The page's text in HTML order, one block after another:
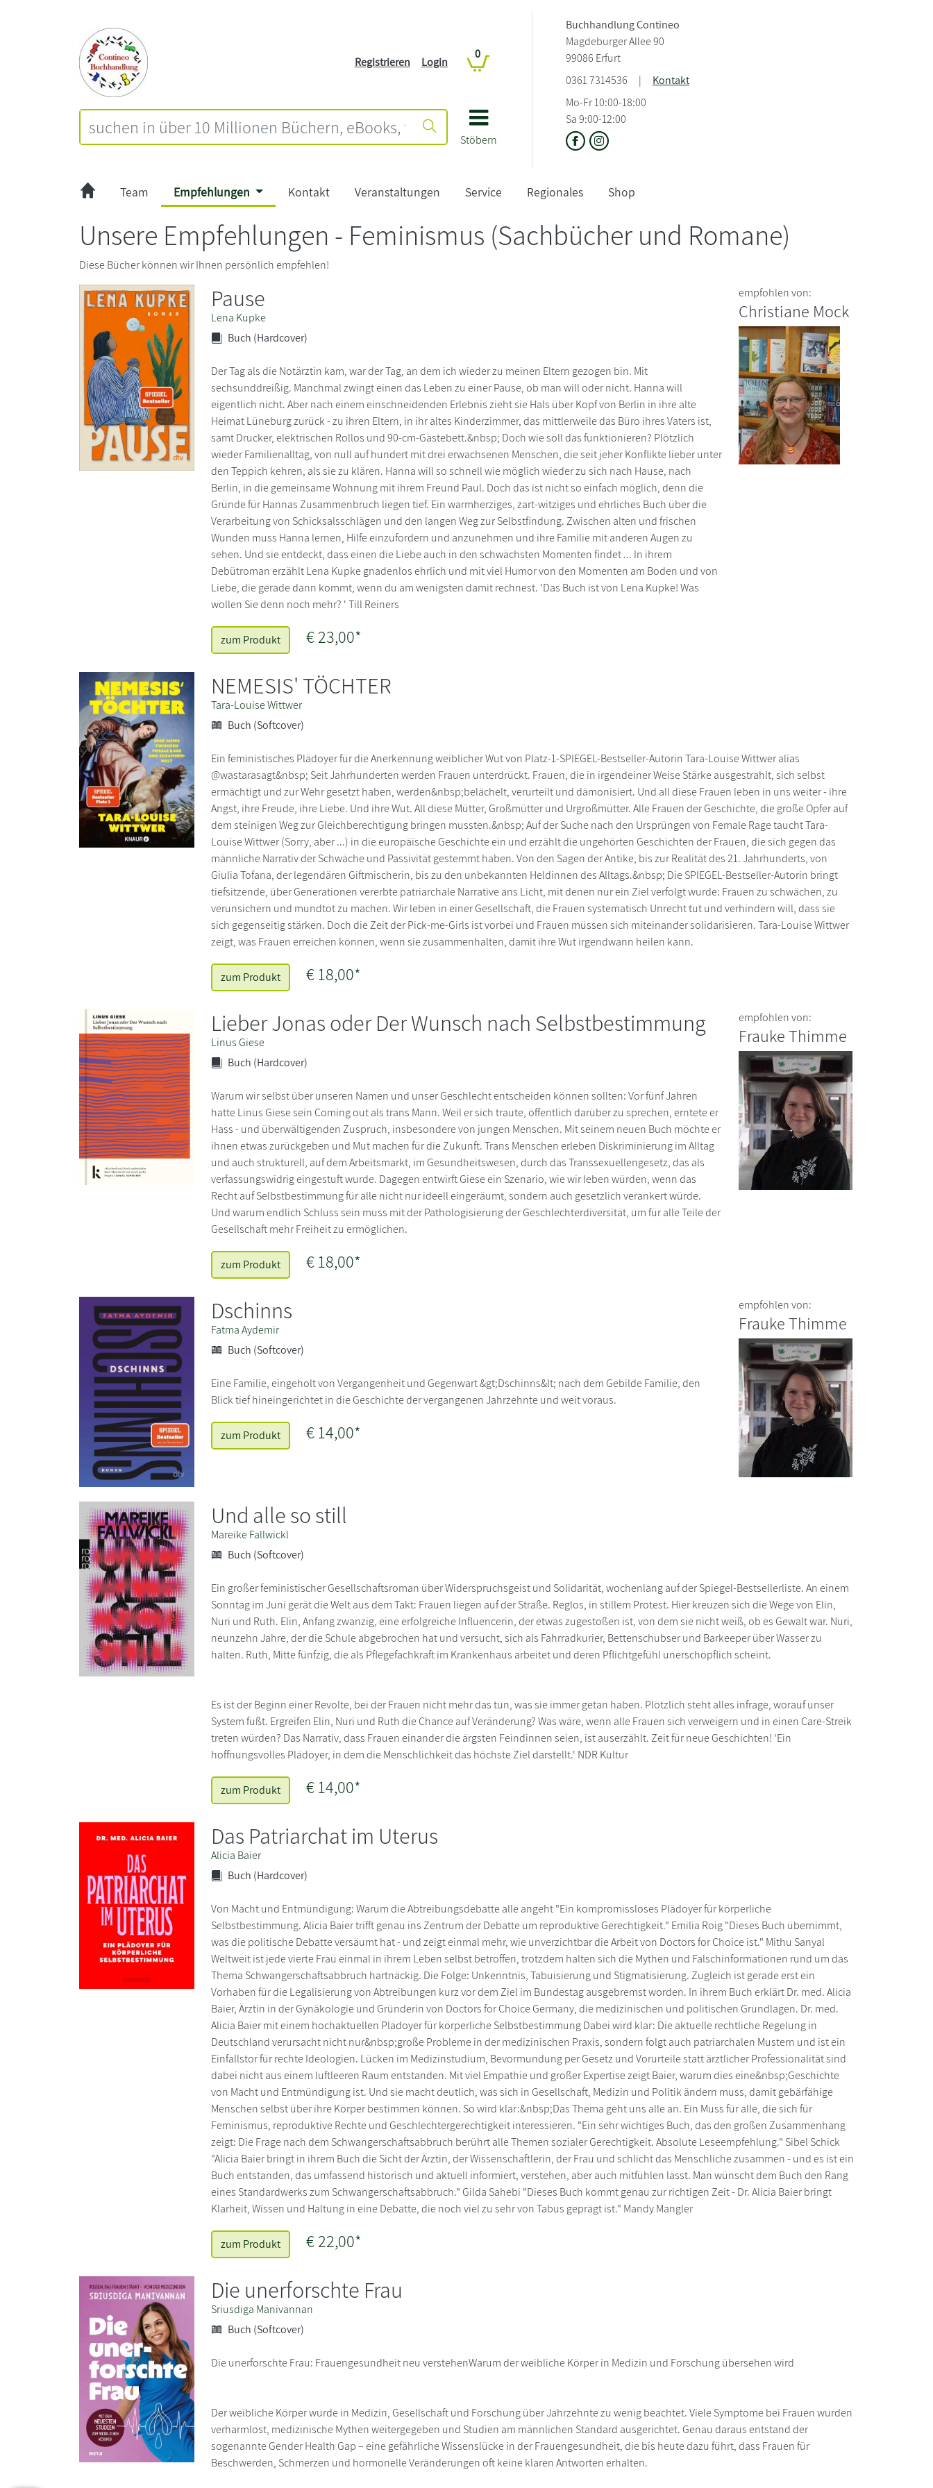
Stöbern
Registrieren Login
0
Buchhandlung Contineo
Magdeburger Allee 90
99086 Erfurt
0361 7314536
|
Kontakt
Mo-Fr 10:00-18:00
Sa 9:00-12:00
Team Empfehlungen Kontakt Veranstaltungen Service Regionales Shop
Unsere Empfehlungen - Feminismus (Sachbücher und Romane)
Diese Bücher können wir Ihnen persönlich empfehlen!
empfohlen von:
Christiane Mock
Pause
Lena Kupke
Buch (Hardcover)
Der Tag als die Notärztin kam, war der Tag, an dem ich wieder zu meinen Eltern gezogen bin. Mit
sechsunddreißig. Manchmal zwingt einen das Leben zu einer Pause, ob man will oder nicht. Hanna will
eigentlich nicht. Aber nach einem einschneidenden Erlebnis zieht sie Hals über Kopf von Berlin in ihre alte
Heimat Lüneburg zurück - zu ihren Eltern, in ihr altes Kinderzimmer, das mittlerweile das Büro ihres Vaters ist,
samt Drucker, elektrischen Rollos und 90-cm-Gästebett.&nbsp; Doch wie soll das funktionieren? Plötzlich
wieder Familienalltag, von null auf hundert mit drei erwachsenen Menschen, die seit jeher Konflikte lieber unter
den Teppich kehren, als sie zu klären. Hanna will so schnell wie möglich wieder zu sich nach Hause, nach
Berlin, in die gemeinsame Wohnung mit ihrem Freund Paul. Doch das ist nicht so einfach möglich, denn die
Gründe für Hannas Zusammenbruch liegen tief. Ein warmherziges, zart-witziges und ehrliches Buch über die
Verarbeitung von Schicksalsschlägen und den langen Weg zur Selbstfindung. Zwischen alten und frischen
Wunden muss Hanna lernen, Hilfe einzufordern und anzunehmen und ihre Familie mit anderen Augen zu
sehen. Und sie entdeckt, dass einen die Liebe auch in den schwächsten Momenten findet ... In ihrem
Debütroman erzählt Lena Kupke gnadenlos ehrlich und mit viel Humor von den Momenten am Boden und von
Liebe, die gerade dann kommt, wenn du am wenigsten damit rechnest. 'Das Buch ist von Lena Kupke! Was
wollen Sie denn noch mehr? ' Till Reiners
zum Produkt € 23,00*
NEMESIS' TÖCHTER
Tara-Louise Wittwer
Buch (Softcover)
Ein feministisches Plädoyer für die Anerkennung weiblicher Wut von Platz-1-SPIEGEL-Bestseller-Autorin Tara-Louise Wittwer alias
@wastarasagt&nbsp; Seit Jahrhunderten werden Frauen unterdrückt. Frauen, die in irgendeiner Weise Stärke ausgestrahlt, sich selbst
ermächtigt und zur Wehr gesetzt haben, werden&nbsp;belächelt, verurteilt und dämonisiert. Und all diese Frauen leben in uns weiter - ihre
Angst, ihre Freude, ihre Liebe. Und ihre Wut. All diese Mütter, Großmütter und Urgroßmütter. Alle Frauen der Geschichte, die große Opfer auf
dem steinigen Weg zur Gleichberechtigung bringen mussten.&nbsp; Auf der Suche nach den Ursprüngen von Female Rage taucht Tara-
Louise Wittwer (Sorry, aber ...) in die europäische Geschichte ein und erzählt die ungehörten Geschichten der Frauen, die sich gegen das
männliche Narrativ der Schwäche und Passivität gestemmt haben. Von den Sagen der Antike, bis zur Realität des 21. Jahrhunderts, von
Giulia Tofana, der legendären Giftmischerin, bis zu den unbekannten Heldinnen des Alltags.&nbsp; Die SPIEGEL-Bestseller-Autorin bringt
tiefsitzende, über Generationen vererbte patriarchale Narrative ans Licht, mit denen nur ein Ziel verfolgt wurde: Frauen zu schwächen, zu
verunsichern und mundtot zu machen. Wir leben in einer Gesellschaft, die Frauen systematisch Unrecht tut und verhindern will, dass sie
sich gegenseitig stärken. Doch die Zeit der Pick-me-Girls ist vorbei und Frauen müssen sich miteinander solidarisieren. Tara-Louise Wittwer
zeigt, was Frauen erreichen können, wenn sie zusammenhalten, damit ihre Wut irgendwann heilen kann.
zum Produkt € 18,00*
empfohlen von:
Frauke Thimme
Lieber Jonas oder Der Wunsch nach Selbstbestimmung
Linus Giese
Buch (Hardcover)
Warum wir selbst über unseren Namen und unser Geschlecht entscheiden können sollten: Vor fünf Jahren
hatte Linus Giese sein Coming out als trans Mann. Weil er sich traute, öffentlich darüber zu sprechen, erntete er
Hass - und überwältigenden Zuspruch, insbesondere von jungen Menschen. Mit seinem neuen Buch möchte er
ihnen etwas zurückgeben und Mut machen für die Zukunft. Trans Menschen erleben Diskriminierung im Alltag
und auch strukturell, auf dem Arbeitsmarkt, im Gesundheitswesen, durch das Transsexuellengesetz, das als
verfassungswidrig eingestuft wurde. Dagegen entwirft Giese ein Szenario, wie wir leben würden, wenn das
Recht auf Selbstbestimmung für alle nicht nur ideell eingeräumt, sondern auch gesetzlich verankert würde.
Und warum endlich Schluss sein muss mit der Pathologisierung der Geschlechterdiversität, um für alle Teile der
Gesellschaft mehr Freiheit zu ermöglichen.
zum Produkt € 18,00*
empfohlen von:
Frauke Thimme
Dschinns
Fatma Aydemir
Buch (Softcover)
Eine Familie, eingeholt von Vergangenheit und Gegenwart &gt;Dschinns&lt; nach dem Gebilde Familie, den
Blick tief hineingerichtet in die Geschichte der vergangenen Jahrzehnte und weit voraus.
zum Produkt € 14,00*
Und alle so still
Mareike Fallwickl
Buch (Softcover)
Ein großer feministischer Gesellschaftsroman über Widerspruchsgeist und Solidarität, wochenlang auf der Spiegel-Bestsellerliste. An einem
Sonntag im Juni gerät die Welt aus dem Takt: Frauen liegen auf der Straße. Reglos, in stillem Protest. Hier kreuzen sich die Wege von Elin,
Nuri und Ruth. Elin, Anfang zwanzig, eine erfolgreiche Influencerin, der etwas zugestoßen ist, von dem sie nicht weiß, ob es Gewalt war. Nuri,
neunzehn Jahre, der die Schule abgebrochen hat und versucht, sich als Fahrradkurier, Bettenschubser und Barkeeper über Wasser zu
halten. Ruth, Mitte fünfzig, die als Pflegefachkraft im Krankenhaus arbeitet und deren Pflichtgefühl unerschöpflich scheint.
Es ist der Beginn einer Revolte, bei der Frauen nicht mehr das tun, was sie immer getan haben. Plötzlich steht alles infrage, worauf unser
System fußt. Ergreifen Elin, Nuri und Ruth die Chance auf Veränderung? Was wäre, wenn alle Frauen sich verweigern und in einen Care-Streik
treten würden? Das Narrativ, dass Frauen einander die ärgsten Feindinnen seien, ist auserzählt. Zeit für neue Geschichten! 'Ein
hoffnungsvolles Plädoyer, in dem die Menschlichkeit das höchste Ziel darstellt.' NDR Kultur
zum Produkt € 14,00*
Das Patriarchat im Uterus
Alicia Baier
Buch (Hardcover)
Von Macht und Entmündigung: Warum die Abtreibungsdebatte alle angeht "Ein kompromissloses Plädoyer für körperliche
Selbstbestimmung. Alicia Baier trifft genau ins Zentrum der Debatte um reproduktive Gerechtigkeit." Emilia Roig "Dieses Buch übernimmt,
was die politische Debatte versäumt hat - und zeigt einmal mehr, wie unverzichtbar die Arbeit von Doctors for Choice ist." Mithu Sanyal
Weltweit ist jede vierte Frau einmal in ihrem Leben selbst betroffen, trotzdem halten sich die Mythen und Falschinformationen rund um das
Thema Schwangerschaftsabbruch hartnäckig. Die Folge: Unkenntnis, Tabuisierung und Stigmatisierung. Zugleich ist gerade erst ein
Vorhaben für die Legalisierung von Abtreibungen kurz vor dem Ziel im Bundestag ausgebremst worden. In ihrem Buch erklärt Dr. med. Alicia
Baier, Ärztin in der Gynäkologie und Gründerin von Doctors for Choice Germany, die medizinischen und politischen Grundlagen. Dr. med.
Alicia Baier mit einem hochaktuellen Plädoyer für körperliche Selbstbestimmung Dabei wird klar: Die aktuelle rechtliche Regelung in
Deutschland verursacht nicht nur&nbsp;große Probleme in der medizinischen Praxis, sondern folgt auch patriarchalen Mustern und ist ein
Einfallstor für rechte Ideologien. Lücken im Medizinstudium, Bevormundung per Gesetz und Vorurteile statt ärztlicher Professionalität sind
dabei nicht aus einem luftleeren Raum entstanden. Mit viel Empathie und großer Expertise zeigt Baier, warum dies eine&nbsp;Geschichte
von Macht und Entmündigung ist. Und sie macht deutlich, was sich in Gesellschaft, Medizin und Politik ändern muss, damit gebärfähige
Menschen selbst über ihre Körper bestimmen können. So wird klar:&nbsp;Das Thema geht uns alle an. Ein Muss für alle, die sich für
Feminismus, reproduktive Rechte und Geschlechtergerechtigkeit interessieren. "Ein sehr wichtiges Buch, das den großen Zusammenhang
zeigt: Die Frage nach dem Schwangerschaftsabbruch berührt alle Themen sozialer Gerechtigkeit. Absolute Leseempfehlung." Sibel Schick
"Alicia Baier bringt in ihrem Buch die Sicht der Ärztin, der Wissenschaftlerin, der Frau und schlicht das Menschliche zusammen - und es ist ein
Buch entstanden, das umfassend historisch und aktuell informiert, verstehen, aber auch mitfühlen lässt. Man wünscht dem Buch den Rang
eines Standardwerks zum Schwangerschaftsabbruch." Gilda Sahebi "Dieses Buch kommt genau zur richtigen Zeit - Dr. Alicia Baier bringt
Klarheit, Wissen und Haltung in eine Debatte, die noch viel zu sehr von Tabus geprägt ist." Mandy Mangler
zum Produkt € 22,00*
Die unerforschte Frau
Sriusdiga Manivannan
Buch (Softcover)
Die unerforschte Frau: Frauengesundheit neu verstehenWarum der weibliche Körper in Medizin und Forschung übersehen wird
Der weibliche Körper wurde in Medizin, Gesellschaft und Forschung über Jahrzehnte zu wenig beachtet. Viele Symptome bei Frauen wurden
verharmlost, medizinische Mythen weitergegeben und Studien am männlichen Standard ausgerichtet. Genau daraus entstand der
sogenannte Gender Health Gap – eine gefährliche Wissenslücke in der Frauengesundheit, die bis heute dazu führt, dass Frauen für
Beschwerden, Schmerzen und hormonelle Veränderungen oft keine klaren Antworten erhalten.